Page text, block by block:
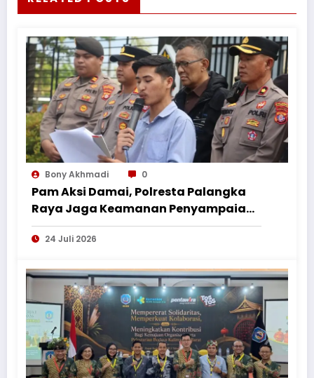
Bony Akhmadi 0
Pam Aksi Damai, Polresta Palangka
Raya Jaga Keamanan Penyampaian
Aspirasi Perkumpulan Pemuda
Nusantara
24 Juli 2026